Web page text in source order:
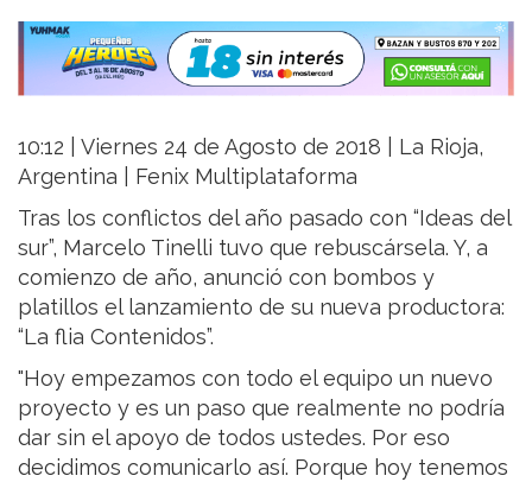
10:12 | Viernes 24 de Agosto de 2018 | La Rioja,
Argentina | Fenix Multiplataforma
Tras los conflictos del año pasado con “Ideas del
sur”, Marcelo Tinelli tuvo que rebuscársela. Y, a
comienzo de año, anunció con bombos y
platillos el lanzamiento de su nueva productora:
“La flia Contenidos”.
"Hoy empezamos con todo el equipo un nuevo
proyecto y es un paso que realmente no podría
dar sin el apoyo de todos ustedes. Por eso
decidimos comunicarlo así. Porque hoy tenemos